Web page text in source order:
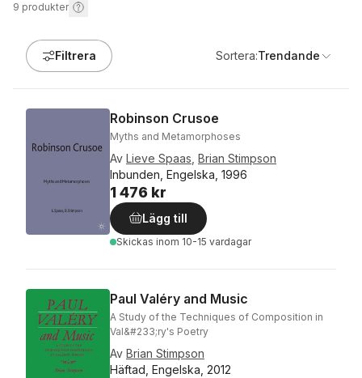
9 produkter
Filtrera Sortera:Trendande
Robinson Crusoe
Myths and Metamorphoses
Av Lieve Spaas Brian Stimpson
Inbunden, Engelska, 1996
1 476 kr
Lägg till
Skickas inom 10-15 vardagar
Paul Valéry and Music
A Study of the Techniques of Composition in
Val&#233;ry's Poetry
Av Brian Stimpson
Häftad, Engelska, 2012